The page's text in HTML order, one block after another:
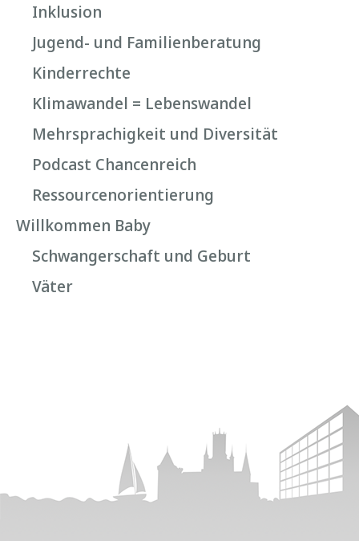
Inklusion
Jugend- und Familienberatung
Kinderrechte
Klimawandel = Lebenswandel
Mehrsprachigkeit und Diversität
Podcast Chancenreich
Ressourcenorientierung
Willkommen Baby
Schwangerschaft und Geburt
Väter